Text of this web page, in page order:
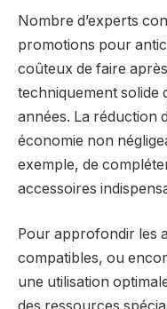
Nombre d’experts
promotions pour
coûteux de faire
techniquement solide
années. La réduction
économie non
exemple, de
accessoires
Pour approfondir les
compatibles, ou
une utilisation